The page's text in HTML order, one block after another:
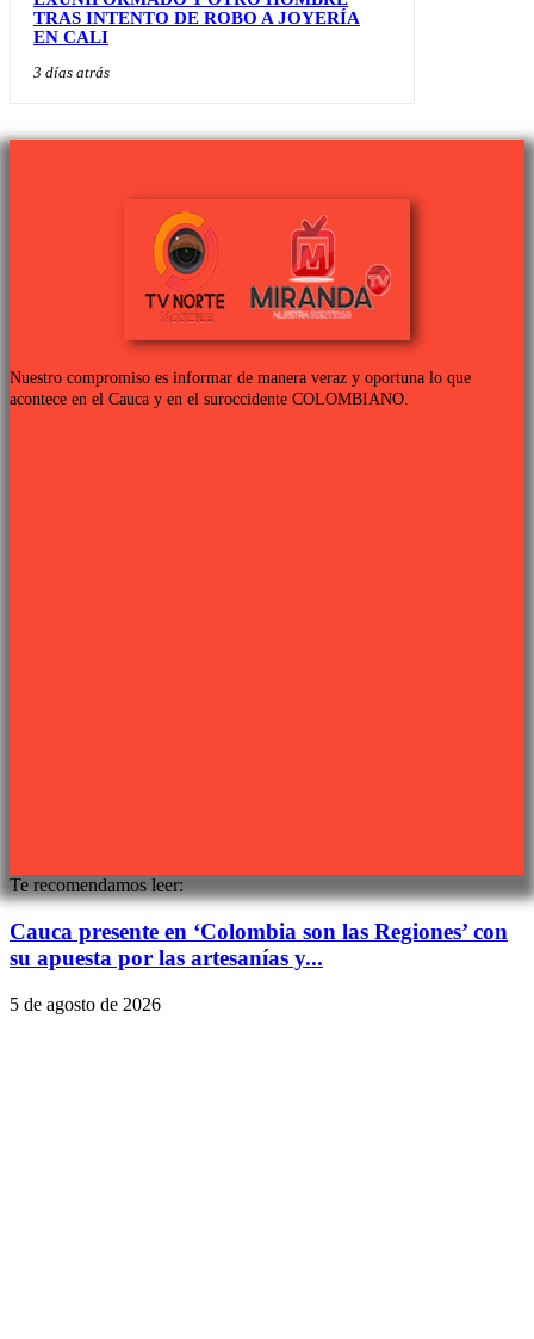
TRAS INTENTO DE ROBO A JOYERÍA
EN CALI
3 días atrás
Nuestro compromiso es informar de manera veraz y oportuna lo que
acontece en el Cauca y en el suroccidente COLOMBIANO.
Te recomendamos leer:
Cauca presente en ‘Colombia son las Regiones’ con
su apuesta por las artesanías y...
5 de agosto de 2026